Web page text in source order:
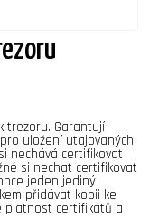
trezoru. Garantují
uložení utajovaných
nechává certifikovat
si nechat certifikovat
jeden jediný
přidávat kopii ke
platnost certifikátů a